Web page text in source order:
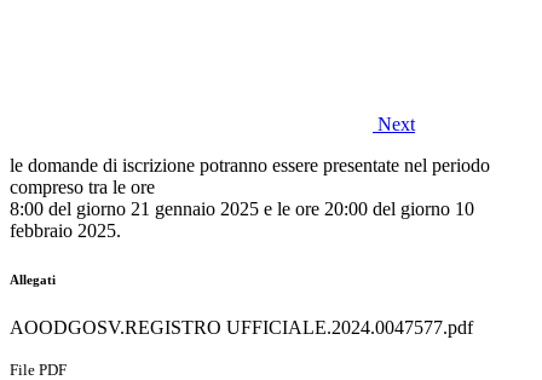
Next
le domande di iscrizione potranno essere presentate nel periodo
compreso tra le ore
8:00 del giorno 21 gennaio 2025 e le ore 20:00 del giorno 10
febbraio 2025.
Allegati
AOODGOSV.REGISTRO UFFICIALE.2024.0047577.pdf
File PDF